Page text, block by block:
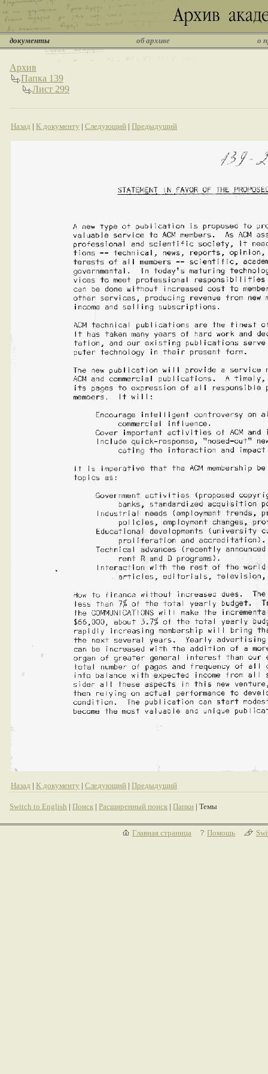
документы об архиве о
Архив
Папка 139
Лист 299
Назад | К документу | Следующий | Предыдущий
Назад | К документу | Следующий | Предыдущий
Switch to English | Поиск | Расширенный поиск | Папки | Темы
Главная страница Помощь